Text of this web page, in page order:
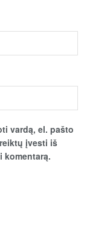
vardą, el. pašto
įvesti iš
komentarą.